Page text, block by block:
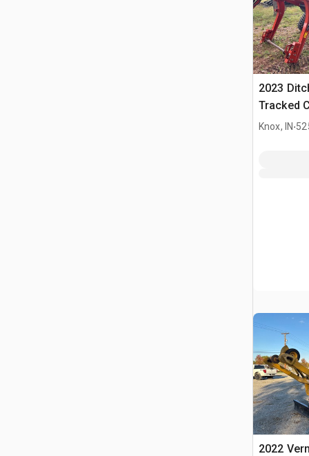
2023
Tracked
Knox, IN.
2022